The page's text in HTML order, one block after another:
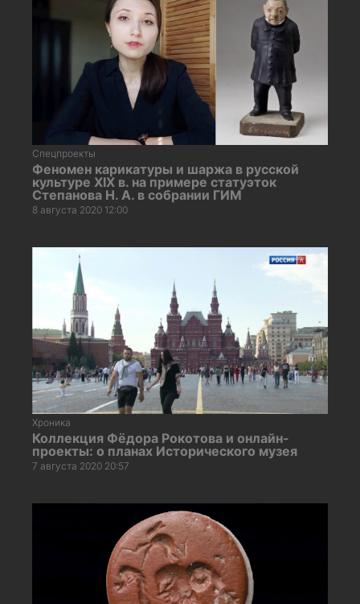
Спецпроекты
Феномен карикатуры и шаржа в русской
культуре XIX в. на примере статуэток
Степанова Н. А. в собрании ГИМ
8 августа 2020 12:00
Хроника
Коллекция Фёдора Рокотова и онлайн-
проекты: о планах Исторического музея
7 августа 2020 20:57